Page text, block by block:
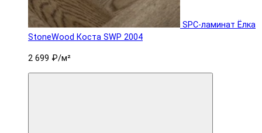
SPC-ламинат Ëлка
StoneWood Коста SWP 2004
2 699 ₽/м²